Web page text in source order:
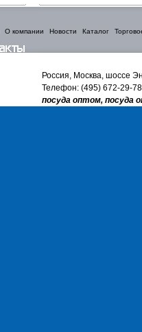
О компании Новости Каталог
Россия, Москва, шоссе
Телефон: (495) 672-29-
посуда оптом, посуда